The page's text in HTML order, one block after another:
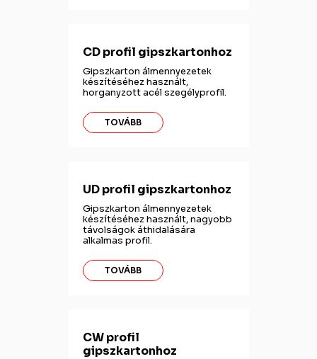
CD profil gipszkartonhoz
Gipszkarton álmennyezetek
készítéséhez használt,
horganyzott acél szegélyprofil.
TOVÁBB
UD profil gipszkartonhoz
Gipszkarton álmennyezetek
készítéséhez használt, nagyobb
távolságok áthidalására
alkalmas profil.
TOVÁBB
CW profil
gipszkartonhoz